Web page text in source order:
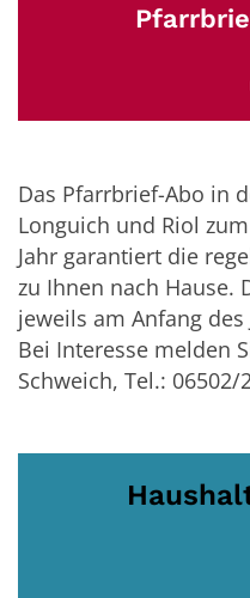
Das Pfarrbrief-Abo in
Longuich und Riol
Jahr garantiert die
zu Ihnen nach Hause.
jeweils am Anfang
Bei Interesse melden
Schweich, Tel.: 06502/